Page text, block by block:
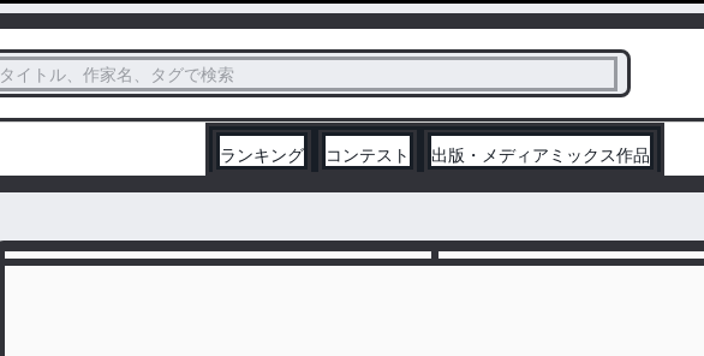
タイトル、作家名、タグで検索
ランキング コンテスト 出版・メディアミックス作品